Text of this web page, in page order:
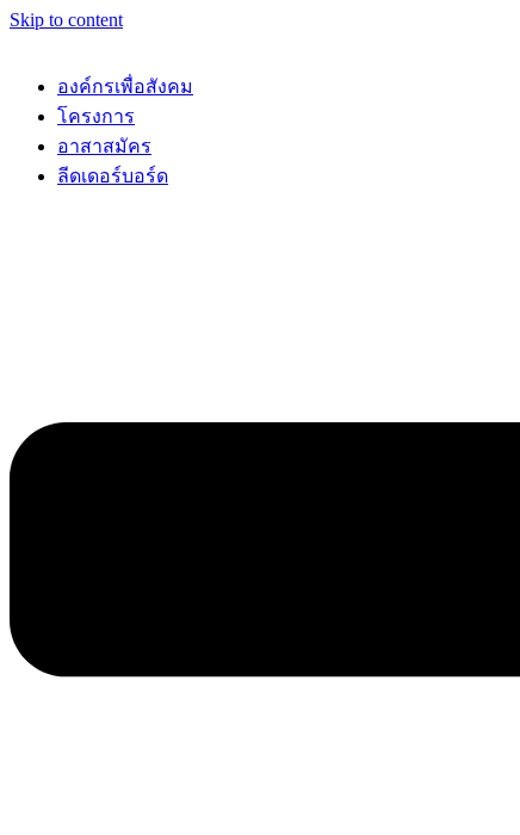
Skip to content
องค์กรเพื่อสังคม
โครงการ
อาสาสมัคร
ลีดเดอร์บอร์ด